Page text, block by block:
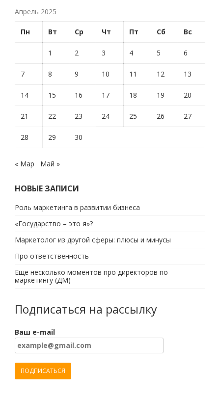
Апрель 2025
Пн Вт Ср Чт Пт Сб Вс
1 2 3 4 5 6
7 8 9 10 11 12 13
14 15 16 17 18 19 20
21 22 23 24 25 26 27
28 29 30
« Мар Май »
НОВЫЕ ЗАПИСИ
Роль маркетинга в развитии бизнеса
«Государство – это я»?
Маркетолог из другой сферы: плюсы и минусы
Про ответственность
Еще несколько моментов про директоров по
маркетингу (ДМ)
Подписаться на рассылку
Ваш e-mail